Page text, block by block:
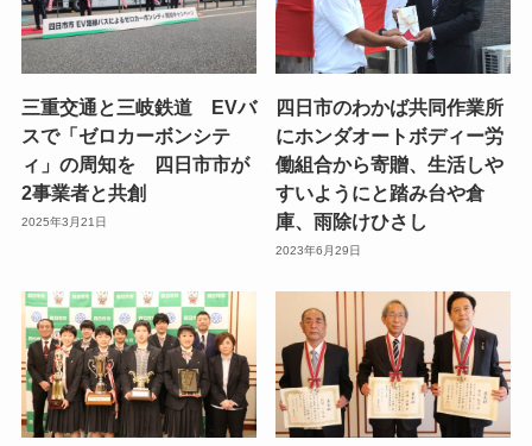
三重交通と三岐鉄道 EVバ
スで「ゼロカーボンシテ
ィ」の周知を 四日市市が
2事業者と共創
2025年3月21日
四日市のわかば共同作業所
にホンダオートボディー労
働組合から寄贈、生活しや
すいようにと踏み台や倉
庫、雨除けひさし
2023年6月29日